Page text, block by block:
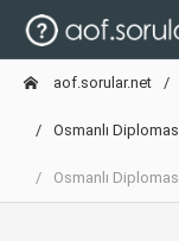
aof.sorular.net
Osmanlı
Osmanlı